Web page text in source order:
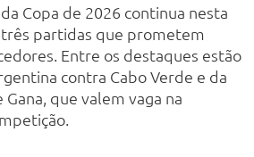
Copa de 2026 continua nesta
partidas que prometem
Entre os destaques estão
contra Cabo Verde e da
que valem vaga na